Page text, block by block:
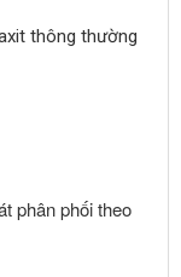
thông thường
phân phối theo